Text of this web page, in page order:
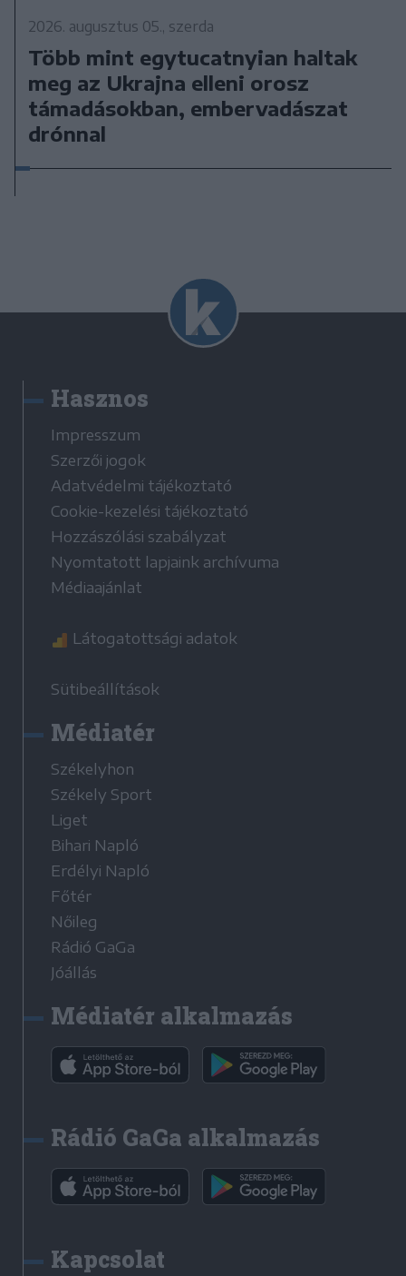
2026. augusztus 05., szerda
Több mint egytucatnyian haltak
meg az Ukrajna elleni orosz
támadásokban, embervadászat
drónnal
Hasznos
Impresszum
Szerzői jogok
Adatvédelmi tájékoztató
Cookie-kezelési tájékoztató
Hozzászólási szabályzat
Nyomtatott lapjaink archívuma
Médiaajánlat
Látogatottsági adatok
Sütibeállítások
Médiatér
Székelyhon
Székely Sport
Liget
Bihari Napló
Erdélyi Napló
Főtér
Nőileg
Rádió GaGa
Jóállás
Médiatér alkalmazás
Rádió GaGa alkalmazás
Kapcsolat